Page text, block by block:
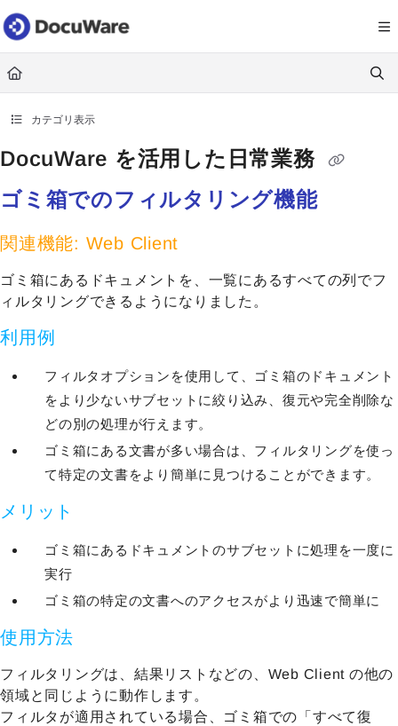
Documentation Index
Fetch the complete documentation index at: https://
Use this file to discover all available pages before exploring further.
カテゴリ表示
DocuWare を活用した日常業務
ゴミ箱でのフィルタリング機能
関連機能: Web Client
ゴミ箱にあるドキュメントを、一覧にあるすべての列でフ
ィルタリングできるようになりました。
利用例
フィルタオプションを使用して、ゴミ箱のドキュメント
をより少ないサブセットに絞り込み、復元や完全削除な
どの別の処理が行えます。
ゴミ箱にある文書が多い場合は、フィルタリングを使っ
て特定の文書をより簡単に見つけることができます。
メリット
ゴミ箱にあるドキュメントのサブセットに処理を一度に
実行
ゴミ箱の特定の文書へのアクセスがより迅速で簡単に
使用方法
フィルタリングは、結果リストなどの、Web Client の他の
領域と同じように動作します。
フィルタが適用されている場合、ゴミ箱での「すべて復